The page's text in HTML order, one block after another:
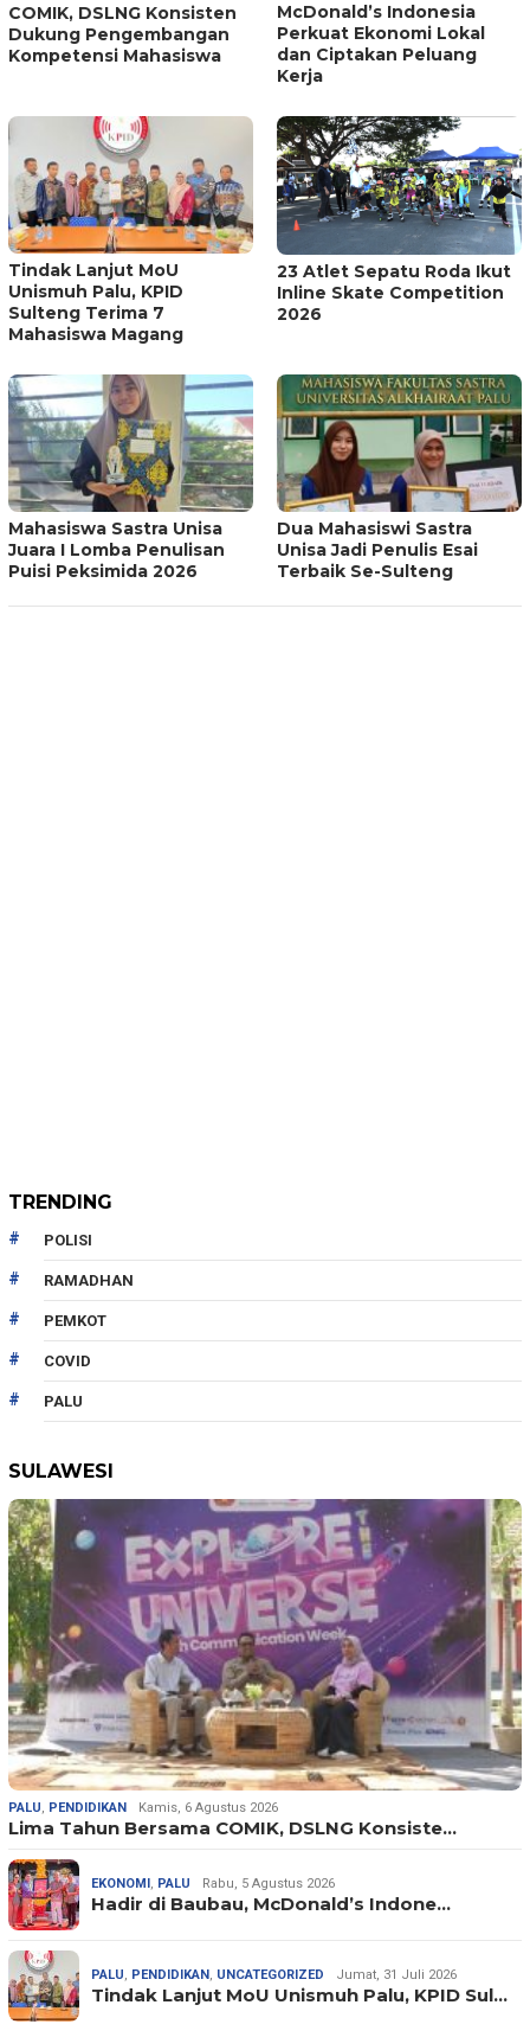
COMIK, DSLNG Konsisten
Dukung Pengembangan
Kompetensi Mahasiswa
McDonald’s Indonesia
Perkuat Ekonomi Lokal
dan Ciptakan Peluang
Kerja
Tindak Lanjut MoU
Unismuh Palu, KPID
Sulteng Terima 7
Mahasiswa Magang
23 Atlet Sepatu Roda Ikut
Inline Skate Competition
2026
Mahasiswa Sastra Unisa
Juara I Lomba Penulisan
Puisi Peksimida 2026
Dua Mahasiswi Sastra
Unisa Jadi Penulis Esai
Terbaik Se-Sulteng
TRENDING
POLISI
RAMADHAN
PEMKOT
COVID
PALU
SULAWESI
PALU, PENDIDIKAN Kamis, 6 Agustus 2026
Lima Tahun Bersama COMIK, DSLNG Konsiste…
EKONOMI, PALU Rabu, 5 Agustus 2026
Hadir di Baubau, McDonald’s Indone…
PALU, PENDIDIKAN, UNCATEGORIZED Jumat, 31 Juli 2026
Tindak Lanjut MoU Unismuh Palu, KPID Sul…